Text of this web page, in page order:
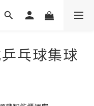
乓球集球